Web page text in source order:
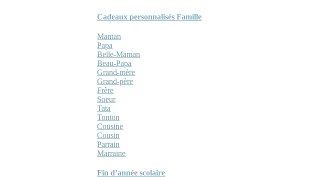
Cadeaux personnalisés Famille
Maman
Papa
Belle-Maman
Beau-Papa
Grand-mère
Grand-père
Frère
Soeur
Tata
Tonton
Cousine
Cousin
Parrain
Marraine
Fin d’année scolaire